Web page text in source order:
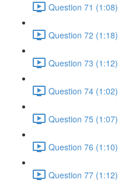
Question 71 (1:08)
Question 72 (1:18)
Question 73 (1:12)
Question 74 (1:02)
Question 75 (1:07)
Question 76 (1:10)
Question 77 (1:12)